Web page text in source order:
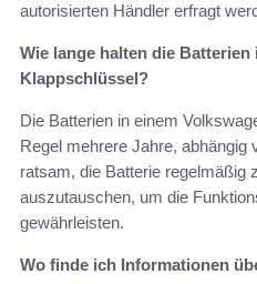
autorisierten Händler erfragt
Wie lange halten die Batterien
Klappschlüssel?
Die Batterien in einem
Regel mehrere Jahre, abhängig
ratsam, die Batterie regelmäßig
auszutauschen, um die
gewährleisten.
Wo finde ich Informationen